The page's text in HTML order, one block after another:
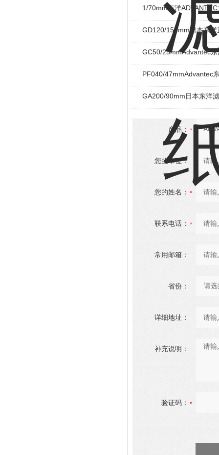
1/70mm东洋
GD120/150mm日本东
GC50/25mmAdvantec
PF040/47mmAdvantec
GA200/90mm日本东洋
产品：
您的单位：
您的姓名：
联系电话：
常用邮箱：
省份：
详细地址：
补充说明：
验证码：